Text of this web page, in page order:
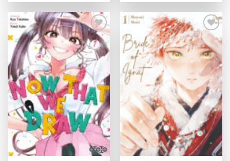
Ajouter
à la
wishlist
Ajouter
à la
wishlist